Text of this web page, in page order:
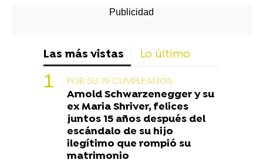
Las más vistas Lo último
POR SU 79 CUMPLEAÑOS
Arnold Schwarzenegger y su
ex Maria Shriver, felices
juntos 15 años después del
escándalo de su hijo
ilegítimo que rompió su
matrimonio